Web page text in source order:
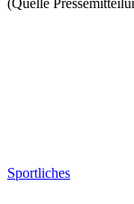
(Quelle
Sportliches